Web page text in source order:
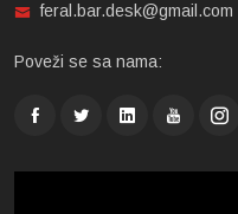
feral.bar.desk@gmail.com
Poveži se sa nama: